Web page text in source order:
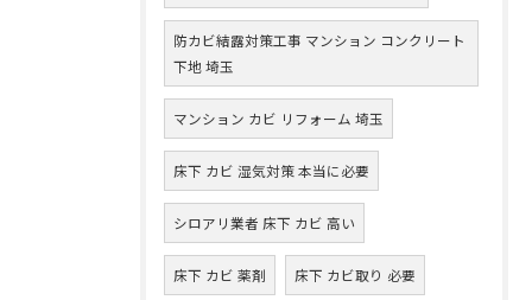
防カビ結露対策工事 マンション コンクリート
下地 埼玉
マンション カビ リフォーム 埼玉
床下 カビ 湿気対策 本当に必要
シロアリ業者 床下 カビ 高い
床下 カビ 薬剤 床下 カビ取り 必要